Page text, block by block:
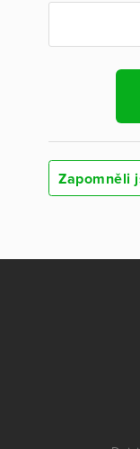
Zapomněli